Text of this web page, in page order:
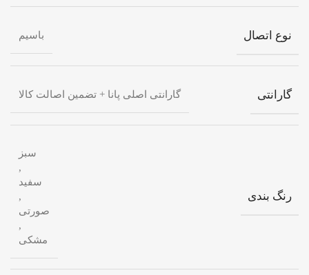
نوع اتصال باسیم
گارانتی گارانتی اصلی پانا + تضمین اصالت کالا
رنگ بندی
سبز
,
سفید
,
صورتی
,
مشکی